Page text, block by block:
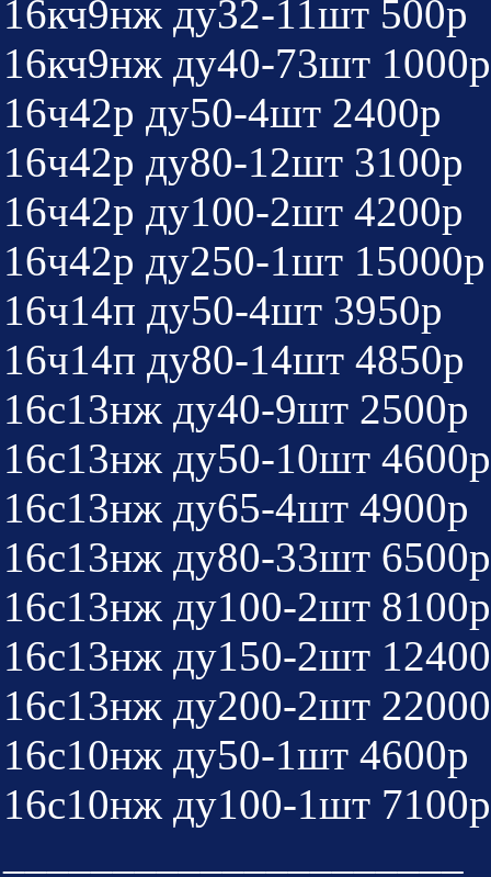
16кч9нж ду32-11шт 500р
16кч9нж ду40-73шт 1000р
16ч42р ду50-4шт 2400р
16ч42р ду80-12шт 3100р
16ч42р ду100-2шт 4200р
16ч42р ду250-1шт 15000р
16ч14п ду50-4шт 3950р
16ч14п ду80-14шт 4850р
16с13нж ду40-9шт 2500р
16с13нж ду50-10шт 4600р
16с13нж ду65-4шт 4900р
16с13нж ду80-33шт 6500р
16с13нж ду100-2шт 8100р
16с13нж ду150-2шт
16с13нж ду200-2шт
16с10нж ду50-1шт 4600р
16с10нж ду100-1шт 7100р